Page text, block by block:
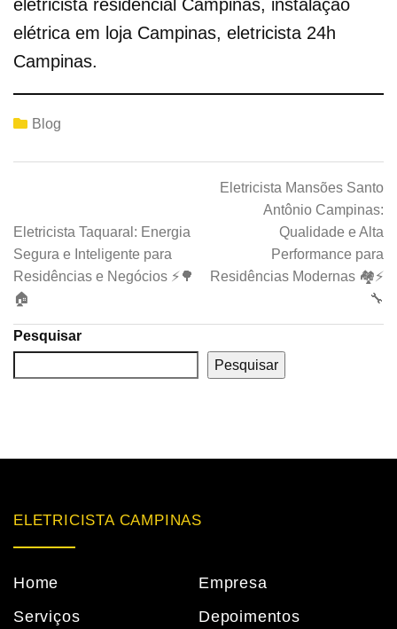
eletricista residencial Campinas, instalação
elétrica em loja Campinas, eletricista 24h
Campinas.
Blog
Eletricista Taquaral: Energia
Segura e Inteligente para
Residências e Negócios ⚡🌳
🏠
Eletricista Mansões Santo
Antônio Campinas:
Qualidade e Alta
Performance para
Residências Modernas 🏘️⚡
🔧
Pesquisar
Pesquisar
ELETRICISTA CAMPINAS
Home
Empresa
Serviços
Depoimentos